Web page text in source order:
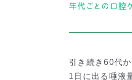
年代ごとの口腔
引き続き60代
1日に出る唾液